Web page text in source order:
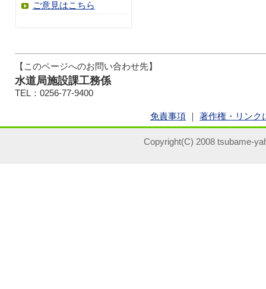
ご意見はこちら
【このページへのお問い合わせ先】
水道局施設課工務係
TEL：0256-77-9400
免責事項 著作権・リンク
Copyright(C) 2008 tsubame-